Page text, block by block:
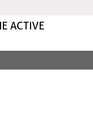
ACTIVE